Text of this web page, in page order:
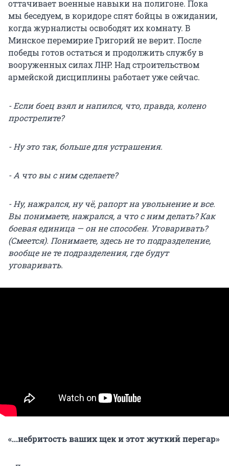
оттачивает военные навыки на полигоне. Пока
мы беседуем, в коридоре спят бойцы в ожидании,
когда журналисты освободят их комнату. В
Минское перемирие Григорий не верит. После
победы готов остаться и продолжить службу в
вооруженных силах ЛНР. Над строительством
армейской дисциплины работает уже сейчас.
- Если боец взял и напился, что, правда, колено
прострелите?
- Ну это так, больше для устрашения.
- А что вы с ним сделаете?
- Ну, нажрался, ну чё, рапорт на увольнение и все.
Вы понимаете, нажрался, а что с ним делать? Как
боевая единица — он не способен. Уговаривать?
(Смеется). Понимаете, здесь не то подразделение,
вообще не те подразделения, где будут
уговаривать.
«...небритость ваших щек и этот жуткий перегар»